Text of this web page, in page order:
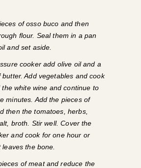
of osso buco and then
flour. Seal them in a pan
and set aside.
cooker add olive oil and a
Add vegetables and cook
the white wine and continue to
minutes. Add the pieces of
then the tomatoes, herbs,
broth. Stir well. Cover the
and cook for one hour or
the bone.
of meat and reduce the